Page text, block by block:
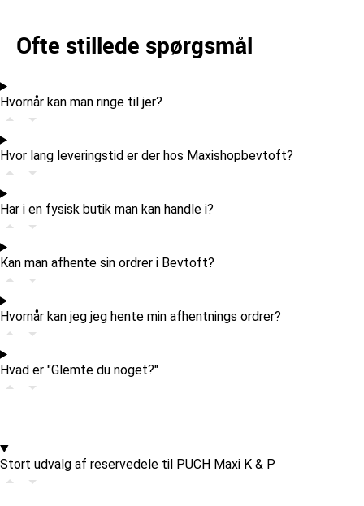
Ofte stillede spørgsmål
Hvornår kan man ringe til jer?
Hvor lang leveringstid er der hos Maxishopbevtoft?
Har i en fysisk butik man kan handle i?
Kan man afhente sin ordrer i Bevtoft?
Hvornår kan jeg jeg hente min afhentnings ordrer?
Hvad er "Glemte du noget?"
Stort udvalg af reservedele til PUCH Maxi K & P